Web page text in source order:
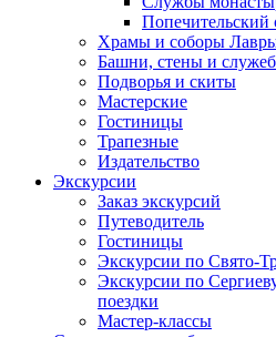
Попечительский
Храмы и соборы
Башни, стены и
Подворья и скиты
Мастерские
Гостиницы
Трапезные
Издательство
Экскурсии
Заказ экскурсий
Путеводитель
Гостиницы
Экскурсии по Свято-
Экскурсии по
поездки
Мастер-классы